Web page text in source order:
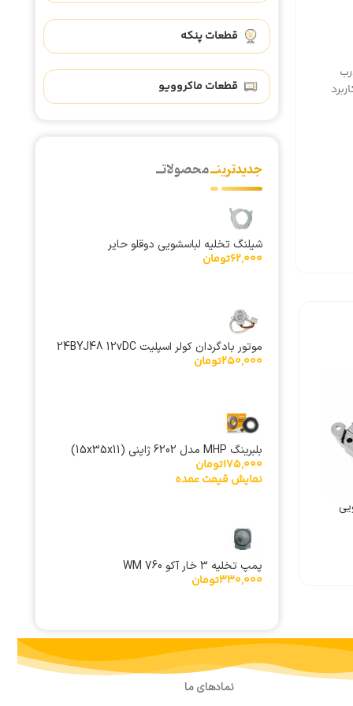
قطعات پنکه
قطعات ماکروویو
جدیدترینــمحصولاتــ
شیلنگ تخلیه لباسشویی دوقلو حایر
62,000تومان
موتور بادگردان کولر اسپلیت 24BYJ48 12vDC
250,000تومان
بلبرینگ MHP مدل 6202 ژاپنی (15x35x11)
دوطرفه 2RS
175,000تومان
نمایش قیمت عمده
پمپ تخلیه 3 خار آکو WM 760
330,000تومان
نمادهای ما